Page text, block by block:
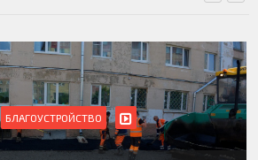
БЛАГОУСТРОЙСТВО